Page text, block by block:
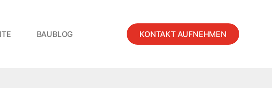
BAUBLOG KONTAKT AUFNEHMEN